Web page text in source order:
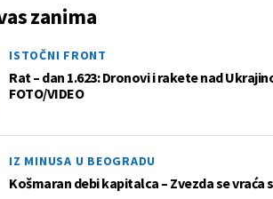
zanima
ISTOČNI FRONT
Rat – dan 1.623: Dronovi i rakete nad
FOTO/VIDEO
IZ MINUSA U BEOGRADU
Košmaran debi kapitalca – Zvezda se